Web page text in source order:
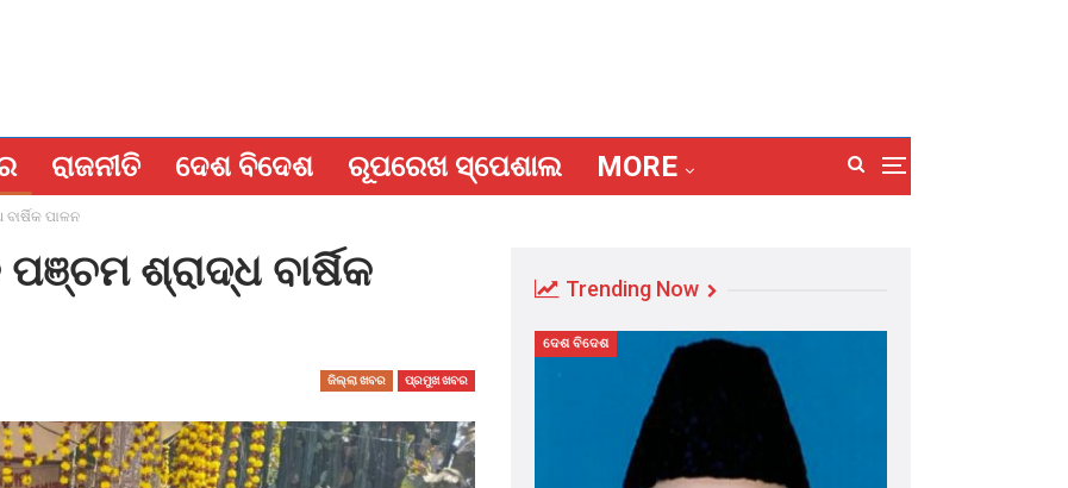
ରାଜନୀତି ଦେଶ ବିଦେଶ ରୂପରେଖ ସ୍ପେଶାଲ MORE
ପାଳନ
ଶ୍ରାଦ୍ଧ ବାର୍ଷିକ
ଜିଲ୍ଲା ଖବର ପ୍ରମୁଖ ଖବର
Trending Now
ଦେଶ ବିଦେଶ